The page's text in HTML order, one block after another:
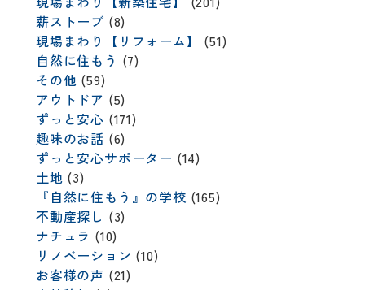
薪ストーブ (8)
現場まわり【リフォーム】
(51)
自然に住もう (7)
その他 (59)
アウトドア (5)
ずっと安心 (171)
趣味のお話 (6)
ずっと安心サポーター (14)
土地 (3)
『自然に住もう』の学校 (165)
不動産探し (3)
ナチュラ (10)
リノベーション (10)
お客様の声 (21)